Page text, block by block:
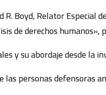
R. Boyd, Relator Especial
de derechos humanos»,
y su abordaje desde la
las personas defensoras